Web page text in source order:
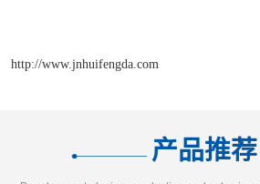
http://www.jnhuifengda.com
产品推荐